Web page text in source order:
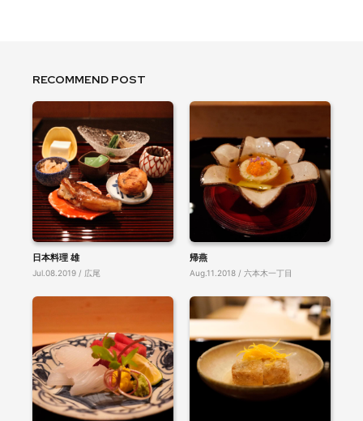
RECOMMEND POST
日本料理 雄
Jul.08.2019 / 広尾
帰燕
Aug.11.2018 / 六本木一丁目